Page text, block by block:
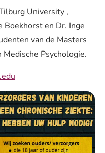
University ,
Boekhorst en Dr. Inge
van de Masters
Psychologie.